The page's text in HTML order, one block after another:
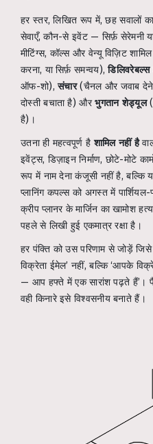
हर स्तर, लिखित रूप में, छह सवालों
सेवाएँ, कौन-से इवेंट — सिर्फ़ सेरेमनी
मीटिंग्स, कॉल्स और वेन्यू विज़िट
करना, या सिर्फ़ समन्वय),डिलिवरेबल्स
ऑफ-शो),संचार(चैनल और जवाब देने
दोस्ती बचाता है) औरभुगतान शेड्यूल
है)।
उतना ही महत्वपूर्ण हैशामिल नहीं है
इवेंट्स, डिज़ाइन निर्माण, छोटे-मोटे
रूप में नाम देना कंजूसी नहीं है, बल्कि
प्लानिंग कपल्स को अगस्त में पार्शियल-
क्रीप प्लानर के मार्जिन का खामोश
पहले से लिखी हुई एकमात्र रक्षा है।
हर पंक्ति को उस परिणाम से जोड़ें
विक्रेता ईमेल’ नहीं, बल्कि ‘आपके
— आप हफ्ते में एक सारांश पढ़ते हैं’।
वही किनारे इसे विश्वसनीय बनाते हैं।